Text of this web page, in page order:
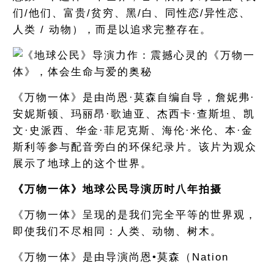
们/他们、富贵/贫穷、黑/白、同性恋/异性恋、
人类 / 动物），而是以追求完整存在。
《万物一体》是由尚恩·莫森自编自导，詹妮弗·
安妮斯顿、玛丽昂·歌迪亚、杰西卡·查斯坦、凯
文·史派西、华金·菲尼克斯、海伦·米伦、本·金
斯利等参与配音旁白的环保纪录片。该片为观众
展示了地球上的这个世界。
《万物一体》地球公民导演历时八年拍摄
《万物一体》呈现的是我们完全平等的世界观，
即使我们不尽相同：人类、动物、树木。
《万物一体》是由导演尚恩•莫森（Nation